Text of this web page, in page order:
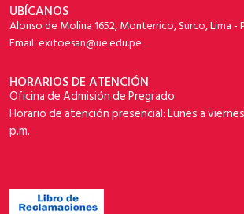
UBÍCANOS
Alonso de Molina 1652, Monterrico, Surco, Lima -
Email: exitoesan@ue.edu.pe
HORARIOS DE ATENCIÓN
Oficina de Admisión de Pregrado
Horario de atención presencial: Lunes a
p.m.